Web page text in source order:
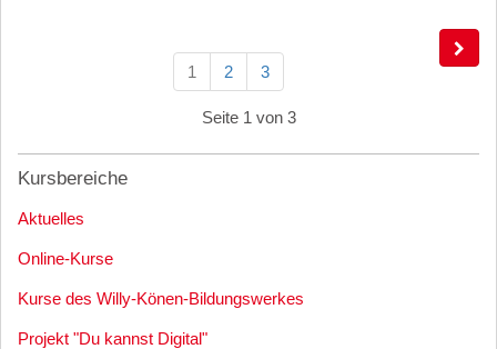
1 2 3
Seite 1 von 3
Kursbereiche
Aktuelles
Online-Kurse
Kurse des Willy-Könen-Bildungswerkes
Projekt "Du kannst Digital"